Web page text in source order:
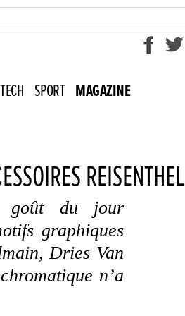
SPORT MAGAZINE
REISENTHEL
goût du jour
graphiques
Dries Van
n’a